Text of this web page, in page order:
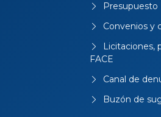
Presupuesto
Convenios y
Licitaciones,
FACE
Canal de
Buzón de